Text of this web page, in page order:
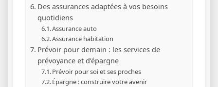
Des assurances adaptées à vos besoins
quotidiens
Assurance auto
Assurance habitation
Prévoir pour demain : les services de
prévoyance et d’épargne
Prévoir pour soi et ses proches
Épargne : construire votre avenir